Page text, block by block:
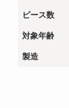
ピース数
対象年齢
製造